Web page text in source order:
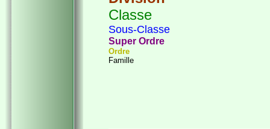
Classe
Sous-Classe
Super Ordre
Ordre
Famille